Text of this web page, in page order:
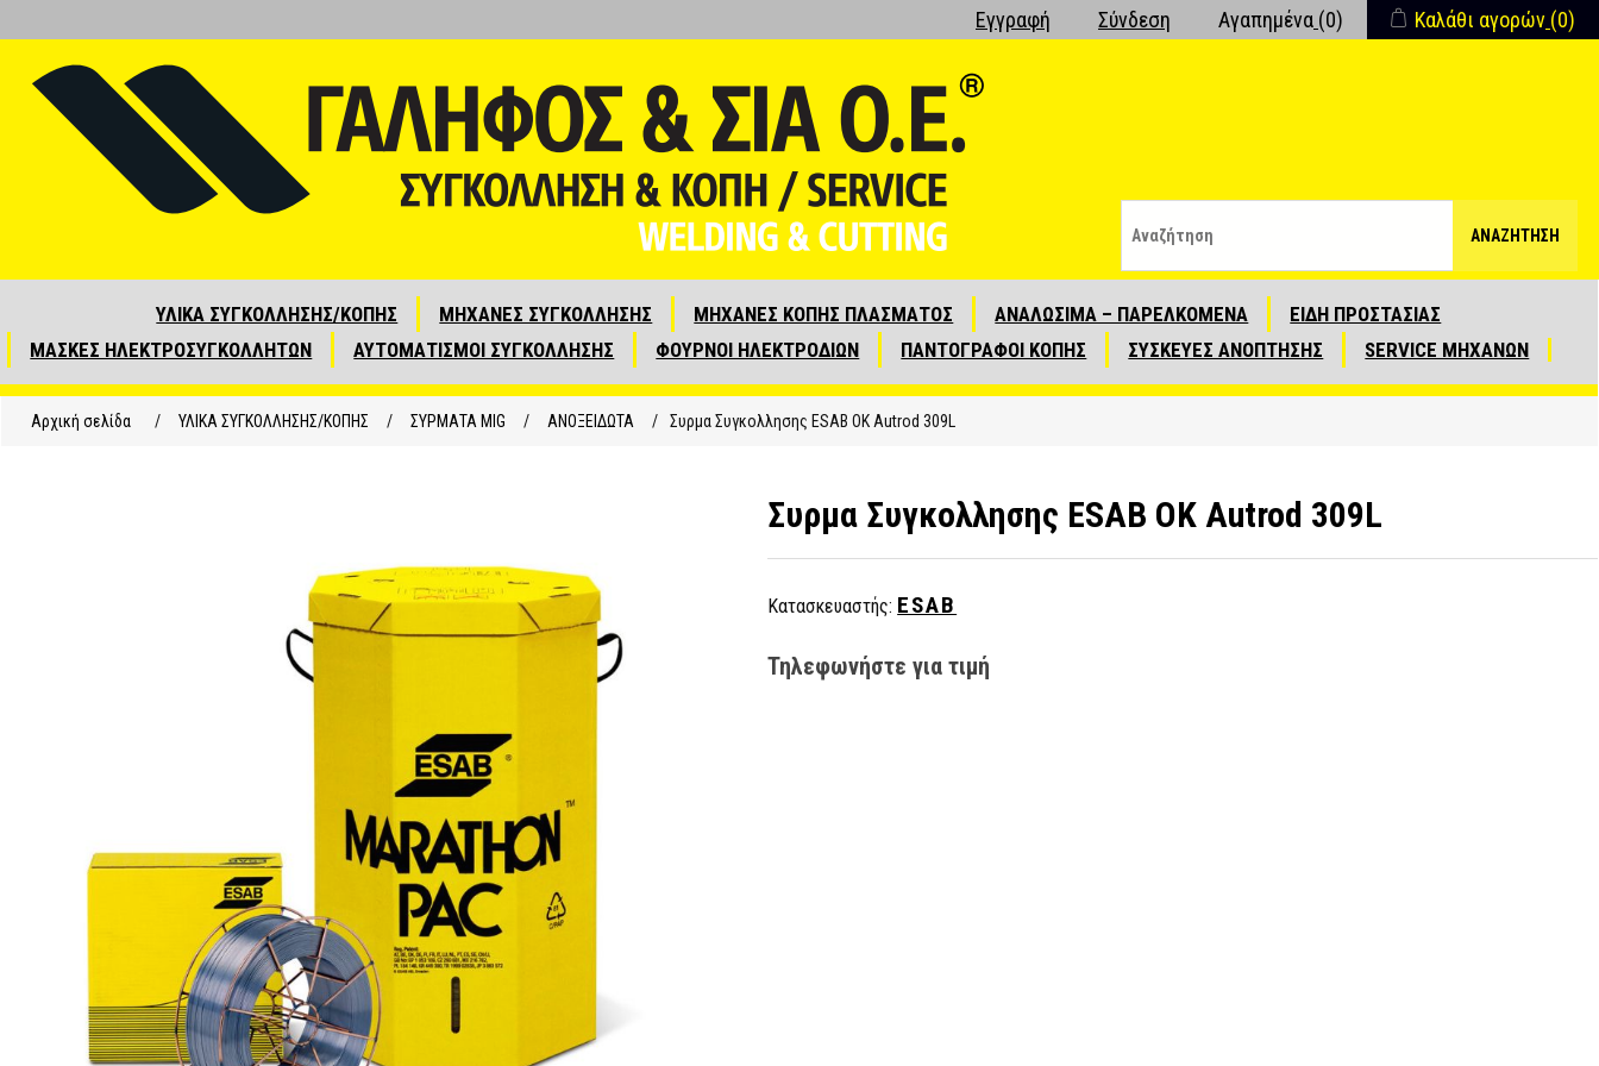
Εγγραφή Σύνδεση Αγαπημένα (0) Καλάθι αγορών (0)
ΑΝΑΖΉΤΗΣΗ
ΥΛΙΚΑ ΣΥΓΚΟΛΛΗΣΗΣ/ΚΟΠΗΣ ΜΗΧΑΝΕΣ ΣΥΓΚΟΛΛΗΣΗΣ ΜΗΧΑΝΕΣ ΚΟΠΗΣ ΠΛΑΣΜΑΤΟΣ ΑΝΑΛΩΣΙΜΑ – ΠΑΡΕΛΚΟΜΕΝΑ
ΕΙΔΗ ΠΡΟΣΤΑΣΙΑΣ
ΜΑΣΚΕΣ ΗΛΕΚΤΡΟΣΥΓΚΟΛΛΗΤΩΝ
ΑΥΤΟΜΑΤΙΣΜΟΙ ΣΥΓΚΟΛΛΗΣΗΣ ΦΟΥΡΝΟΙ ΗΛΕΚΤΡΟΔΙΩΝ ΠΑΝΤΟΓΡΑΦΟΙ ΚΟΠΗΣ ΣΥΣΚΕΥΕΣ ΑΝΟΠΤΗΣΗΣ SERVICE ΜΗΧΑΝΩΝ
Αρχική σελίδα / ΥΛΙΚΑ ΣΥΓΚΟΛΛΗΣΗΣ/ΚΟΠΗΣ / ΣΥΡΜΑΤΑ ΜΙG / ΑΝΟΞΕΙΔΩΤΑ / Συρμα Συγκολλησης ESAB OK Autrod 309L
Συρμα Συγκολλησης ESAB OK Autrod 309L
Κατασκευαστής: ESAB
Τηλεφωνήστε για τιμή